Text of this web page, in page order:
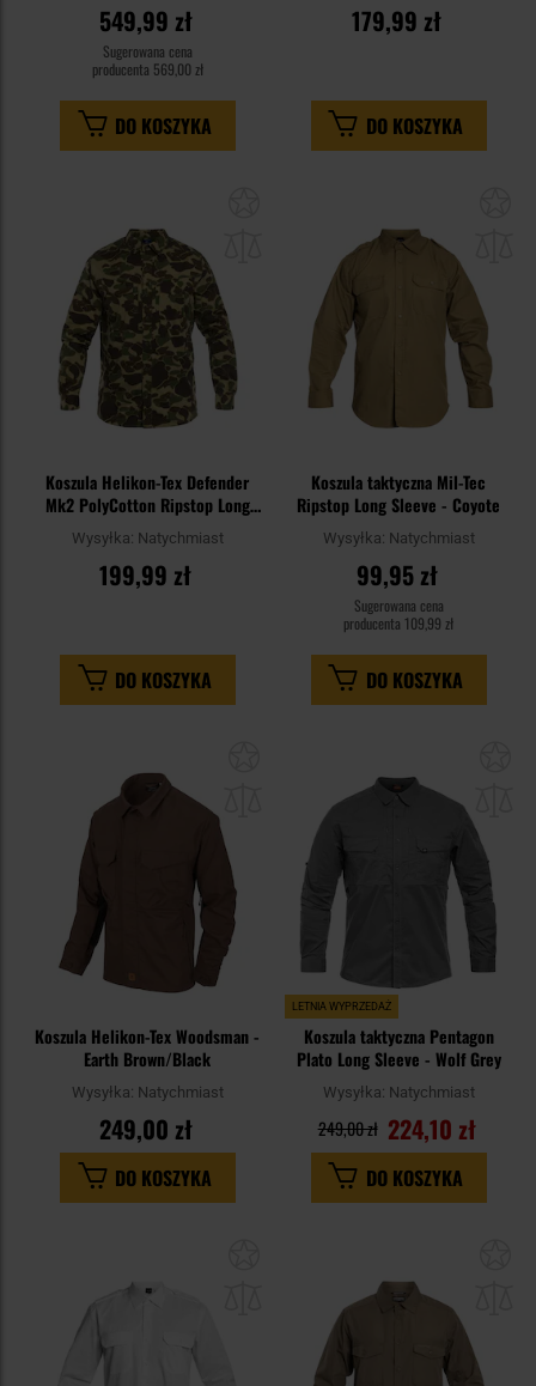
549,99 zł
Sugerowana cena
producenta 569,00 zł
DO KOSZYKA
179,99 zł
DO KOSZYKA
schowka
Koszula Helikon-Tex Defender
Mk2 PolyCotton Ripstop Long
Sleeve - Duck Hunter
Wysyłka: Natychmiast
199,99 zł
DO KOSZYKA
Koszula taktyczna Mil-Tec
Ripstop Long Sleeve - Coyote
Wysyłka: Natychmiast
99,95 zł
Sugerowana cena
producenta 109,99 zł
DO KOSZYKA
schowka
Koszula Helikon-Tex Woodsman -
Earth Brown/Black
Wysyłka: Natychmiast
249,00 zł
DO KOSZYKA
LETNIA WYPRZEDAŻ
Koszula taktyczna Pentagon
Plato Long Sleeve - Wolf Grey
Wysyłka: Natychmiast
224,10 zł
249,00 zł
DO KOSZYKA
schowka